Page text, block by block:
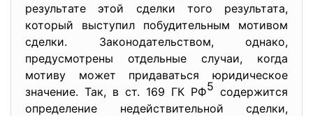
результате этой сделки того результата,
который выступил побудительным мотивом
сделки. Законодательством, однако,
предусмотрены отдельные случаи, когда
мотиву может придаваться юридическое
значение. Так, в ст. 169 ГК РФ5 содержится
определение недействительной сделки,